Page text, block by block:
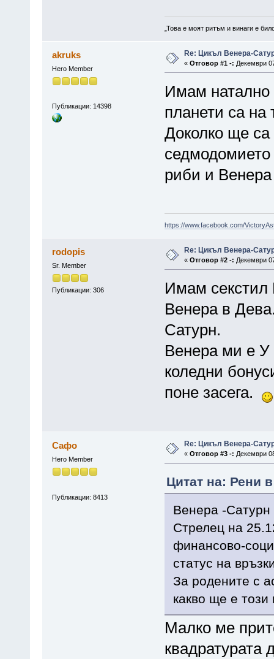
„Това е моят ритъм и винаги е
akruks
Hero Member
Публикации: 14398
Re: Цикъл Венера-
« Отговор #1 -: Декември
Имам натално
планети са на
Доколко ще
седмодомието
риби и Венера
https://www.facebook.com/
rodopis
Sr. Member
Публикации: 306
Re: Цикъл Венера-
« Отговор #2 -: Декември
Имам секстил
Венера в
Сатурн.
Венера ми е У
коледни
поне засега.
Сафо
Hero Member
Публикации: 8413
Re: Цикъл Венера-
« Отговор #3 -: Декември
Цитат на: Рени
Венера -Сатурн
Стрелец на
финансово-
статус на
За родените с
какво ще е този
Малко ме
квадратурата